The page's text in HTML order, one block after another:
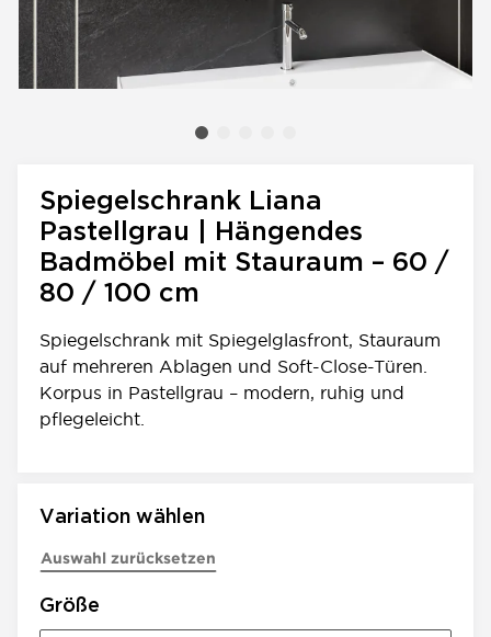
Spiegelschrank Liana
Pastellgrau | Hängendes
Badmöbel mit Stauraum – 60 /
80 / 100 cm
Spiegelschrank mit Spiegelglasfront, Stauraum
auf mehreren Ablagen und Soft-Close-Türen.
Korpus in Pastellgrau – modern, ruhig und
pflegeleicht.
Variation wählen
Auswahl zurücksetzen
Größe